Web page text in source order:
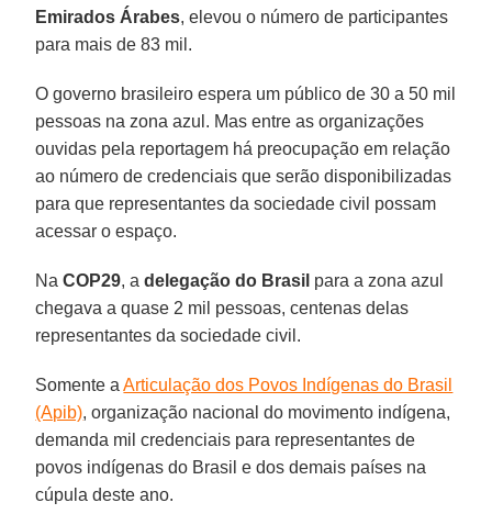
Emirados Árabes, elevou o número de participantes
para mais de 83 mil.
O governo brasileiro espera um público de 30 a 50 mil
pessoas na zona azul. Mas entre as organizações
ouvidas pela reportagem há preocupação em relação
ao número de credenciais que serão disponibilizadas
para que representantes da sociedade civil possam
acessar o espaço.
NaCOP29, adelegação do Brasil para a zona azul
chegava a quase 2 mil pessoas, centenas delas
representantes da sociedade civil.
Somente aArticulação dos Povos Indígenas do Brasil
(Apib), organização nacional do movimento indígena,
demanda mil credenciais para representantes de
povos indígenas do Brasil e dos demais países na
cúpula deste ano.